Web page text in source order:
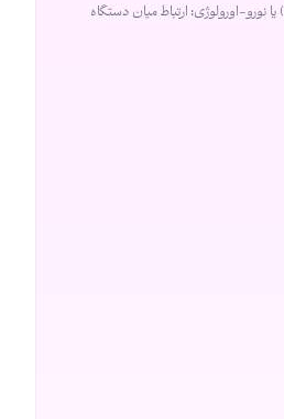
نورویورولوژی (Neuro-Urology) یا نورو-اورولوژی: ارتباط میان دستگاه